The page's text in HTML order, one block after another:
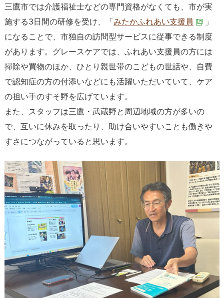
三鷹市では介護福祉士などの専門資格がなくても、市が実
施する3日間の研修を受け、「みたかふれあい支援員
」
になることで、市独自の訪問型サービスに従事できる制度
があります。グレースケアでは、ふれあい支援員の方には
掃除や買物のほか、ひとり親世帯のこどもの世話や、自費
で認知症の方の付添いなどにも活躍いただいていて、ケア
の担い手のすそ野を広げています。
また、スタッフは三鷹・武蔵野と周辺地域の方が多いの
で、互いに休みを取ったり、助け合いやすいことも働きや
すさにつながっていると思います。